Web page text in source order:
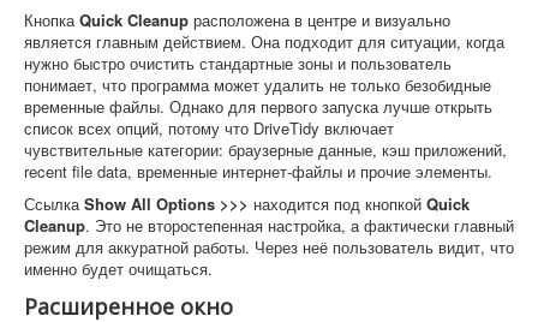
КнопкаQuick Cleanup расположена в центре и визуально
является главным действием. Она подходит для ситуации, когда
нужно быстро очистить стандартные зоны и пользователь
понимает, что программа может удалить не только безобидные
временные файлы. Однако для первого запуска лучше открыть
список всех опций, потому что DriveTidy включает
чувствительные категории: браузерные данные, кэш приложений,
recent file data, временные интернет-файлы и прочие элементы.
СсылкаShow All Options >>> находится под кнопкой Quick
Cleanup. Это не второстепенная настройка, а фактически главный
режим для аккуратной работы. Через неё пользователь видит, что
именно будет очищаться.
Расширенное окно